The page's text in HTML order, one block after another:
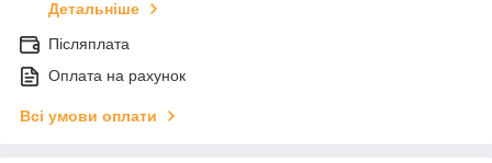
Детальніше
Післяплата
Оплата на рахунок
Всі умови оплати